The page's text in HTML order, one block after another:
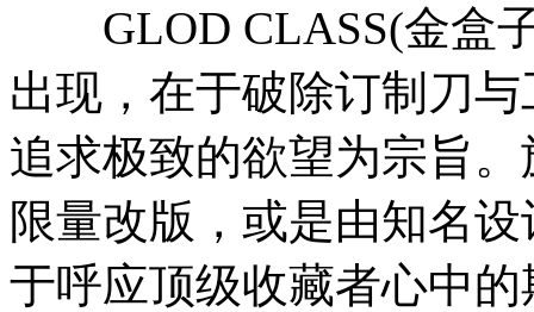
GLOD CLASS(金盒子
出现，在于破除订制刀
追求极致的欲望为宗旨
限量改版，或是由知名
于呼应顶级收藏者心中